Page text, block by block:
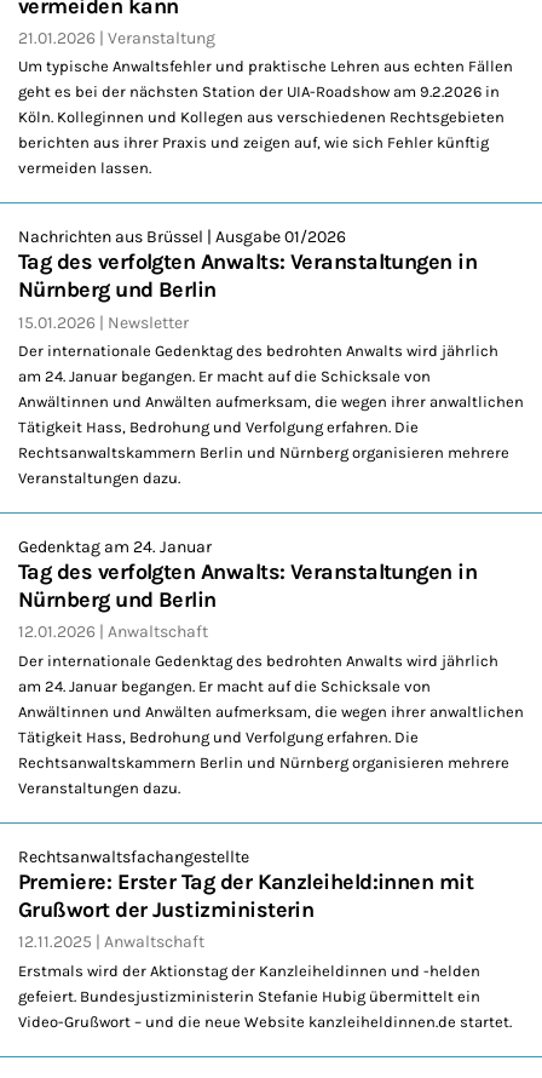
vermeiden kann
21.01.2026 Veranstaltung
Um typische Anwaltsfehler und praktische Lehren aus echten Fällen
geht es bei der nächsten Station der UIA-Roadshow am 9.2.2026 in
Köln. Kolleginnen und Kollegen aus verschiedenen Rechtsgebieten
berichten aus ihrer Praxis und zeigen auf, wie sich Fehler künftig
vermeiden lassen.
Nachrichten aus Brüssel | Ausgabe 01/2026
Tag des verfolgten Anwalts: Veranstaltungen in
Nürnberg und Berlin
15.01.2026 Newsletter
Der internationale Gedenktag des bedrohten Anwalts wird jährlich
am 24. Januar begangen. Er macht auf die Schicksale von
Anwältinnen und Anwälten aufmerksam, die wegen ihrer anwaltlichen
Tätigkeit Hass, Bedrohung und Verfolgung erfahren. Die
Rechtsanwaltskammern Berlin und Nürnberg organisieren mehrere
Veranstaltungen dazu.
Gedenktag am 24. Januar
Tag des verfolgten Anwalts: Veranstaltungen in
Nürnberg und Berlin
12.01.2026 Anwaltschaft
Der internationale Gedenktag des bedrohten Anwalts wird jährlich
am 24. Januar begangen. Er macht auf die Schicksale von
Anwältinnen und Anwälten aufmerksam, die wegen ihrer anwaltlichen
Tätigkeit Hass, Bedrohung und Verfolgung erfahren. Die
Rechtsanwaltskammern Berlin und Nürnberg organisieren mehrere
Veranstaltungen dazu.
Rechtsanwaltsfachangestellte
Premiere: Erster Tag der Kanzleiheld:innen mit
Grußwort der Justizministerin
12.11.2025 Anwaltschaft
Erstmals wird der Aktionstag der Kanzleiheldinnen und -helden
gefeiert. Bundesjustizministerin Stefanie Hubig übermittelt ein
Video-Grußwort – und die neue Website kanzleiheldinnen.de startet.